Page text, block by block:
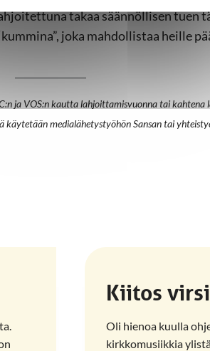
takaa säännöllisen tuen
joka mahdollistaa heille
ja VOS:n kautta lahjoittamisvuonna tai
käytetään medialähetystyöhön Sansan tai
Kiitos
Oli hienoa kuulla
kirkkomusiikkia